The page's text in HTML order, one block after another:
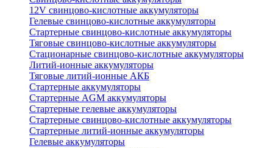
12V свинцово-кислотные аккумуляторы
Гелевые свинцово-кислотные аккумуляторы
Стартерные свинцово-кислотные аккумуляторы
Тяговые свинцово-кислотные аккумуляторы
Стационарные свинцово-кислотные аккумуляторы
Литий-ионные аккумуляторы
Тяговые литий-ионные АКБ
Стартерные аккумуляторы
Стартерные AGM аккумуляторы
Стартерные гелевые аккумуляторы
Стартерные свинцово-кислотные аккумуляторы
Стартерные литий-ионные аккумуляторы
Гелевые аккумуляторы